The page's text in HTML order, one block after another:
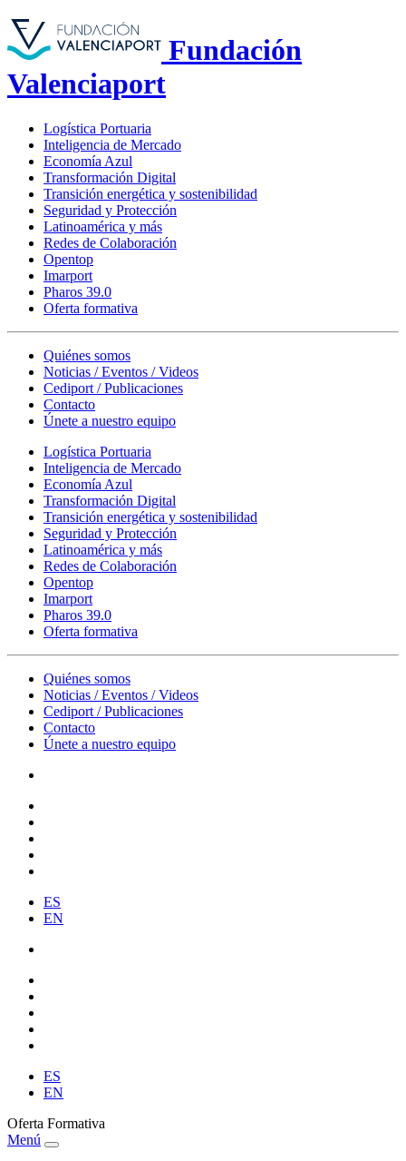
Fundación
Valenciaport
Logística Portuaria
Inteligencia de Mercado
Economía Azul
Transformación Digital
Transición energética y sostenibilidad
Seguridad y Protección
Latinoamérica y más
Redes de Colaboración
Opentop
Imarport
Pharos 39.0
Oferta formativa
Quiénes somos
Noticias / Eventos / Videos
Cediport / Publicaciones
Contacto
Únete a nuestro equipo
Logística Portuaria
Inteligencia de Mercado
Economía Azul
Transformación Digital
Transición energética y sostenibilidad
Seguridad y Protección
Latinoamérica y más
Redes de Colaboración
Opentop
Imarport
Pharos 39.0
Oferta formativa
Quiénes somos
Noticias / Eventos / Videos
Cediport / Publicaciones
Contacto
Únete a nuestro equipo
ES
EN
ES
EN
Oferta Formativa
Menú